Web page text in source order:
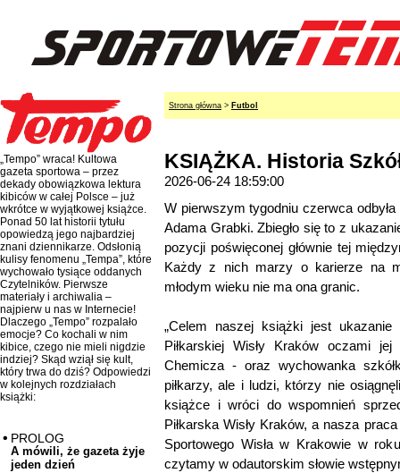
„Tempo” wraca! Kultowa
gazeta sportowa – przez
dekady obowiązkowa lektura
kibiców w całej Polsce – już
wkrótce w wyjątkowej książce.
Ponad 50 lat historii tytułu
opowiedzą jego najbardziej
znani dziennikarze. Odsłonią
kulisy fenomenu „Tempa”, które
wychowało tysiące oddanych
Czytelników. Pierwsze
materiały i archiwalia –
najpierw u nas w Internecie!
Dlaczego „Tempo” rozpalało
emocje? Co kochali w nim
kibice, czego nie mieli nigdzie
indziej? Skąd wziął się kult,
który trwa do dziś? Odpowiedzi
w kolejnych rozdziałach
książki:
PROLOG
A mówili, że gazeta żyje
jeden dzień
Strona główna > Futbol
KSIĄŻKA. Historia
2026-06-24 18:59:00
W pierwszym tygodniu czerwca
Adama Grabki. Zbiegło się to z
pozycji poświęconej głównie tej
Każdy z nich marzy o karierze na
młodym wieku nie ma ona granic.
„Celem naszej książki jest ukazanie
Piłkarskiej Wisły Kraków oczami
Chemicza - oraz wychowanka
piłkarzy, ale i ludzi, którzy nie
książce i wróci do wspomnień
Piłkarska Wisły Kraków, a nasza
Sportowego Wisła w Krakowie w
czytamy w odautorskim słowie